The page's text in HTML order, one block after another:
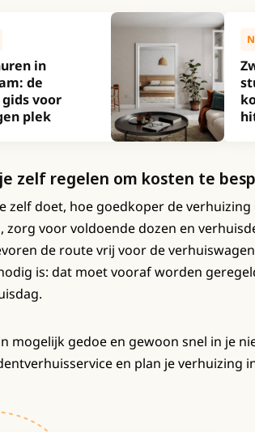
in
de
voor
plek
zelf regelen om kosten te
zelf doet, hoe goedkoper de
zorg voor voldoende dozen en
de route vrij voor de
is: dat moet vooraf worden
mogelijk gedoe en gewoon snel in je
en plan je verhuizing